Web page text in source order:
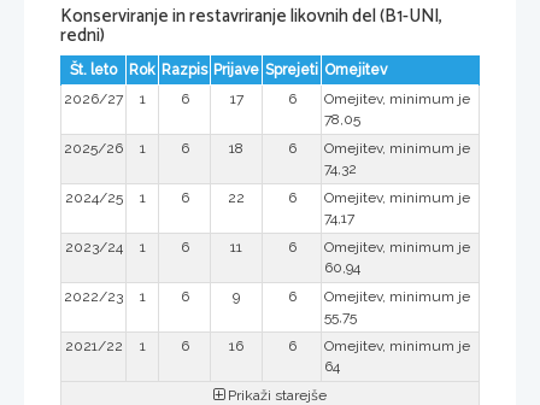
Konserviranje in restavriranje likovnih del (B1-UNI,
redni)
Št. leto Rok Razpis Prijave Sprejeti Omejitev
2026/27
1 6 17 6
Omejitev, minimum je
78,05
2025/26
1 6 18 6
Omejitev, minimum je
74,32
2024/25
1 6 22 6
Omejitev, minimum je
74,17
2023/24
1 6 11 6
Omejitev, minimum je
60,94
2022/23
1 6 9 6
Omejitev, minimum je
55,75
2021/22
1 6 16 6
Omejitev, minimum je
64
Prikaži starejše